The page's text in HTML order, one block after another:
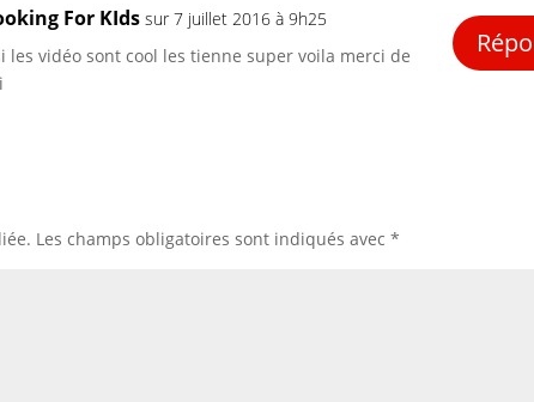
For KIds sur 7 juillet 2016 à 9h25
les vidéo sont cool les tienne super voila merci de
Les champs obligatoires sont indiqués avec*